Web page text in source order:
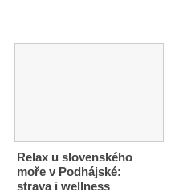
Relax u slovenského
moře v Podhájské:
strava i wellness